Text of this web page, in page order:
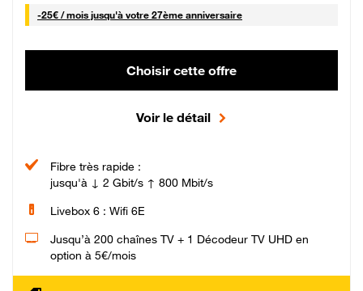
-25€ / mois25 € par mois
jusqu'à votre 27ème anniversaire
Choisir cette offre
Voir le détail
Fibre très rapide :
jusqu'à ↓ 2 Gbit/s ↑ 800 Mbit/s
Livebox 6 : Wifi 6E
Jusqu’à 200 chaînes TV + 1 Décodeur TV UHD en
option à 5€/mois